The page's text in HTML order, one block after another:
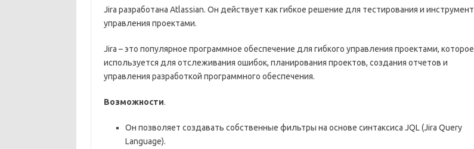
Jira разработана Atlassian. Он действует как гибкое решение для тестирования и инструмент
управления проектами.
Jira – это популярное программное обеспечение для гибкого управления проектами, которое
используется для отслеживания ошибок, планирования проектов, создания отчетов и
управления разработкой программного обеспечения.
Возможности.
Он позволяет создавать собственные фильтры на основе синтаксиса JQL (Jira Query
Language).